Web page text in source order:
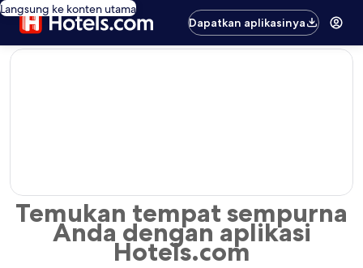
Langsung ke konten utama
Dapatkan aplikasinya
editorial
Temukan tempat sempurna
Anda dengan aplikasi
Hotels.com